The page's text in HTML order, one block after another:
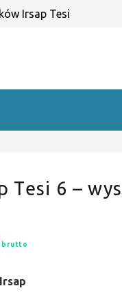
Irsap Tesi
Tesi 6 –
brutto
Irsap